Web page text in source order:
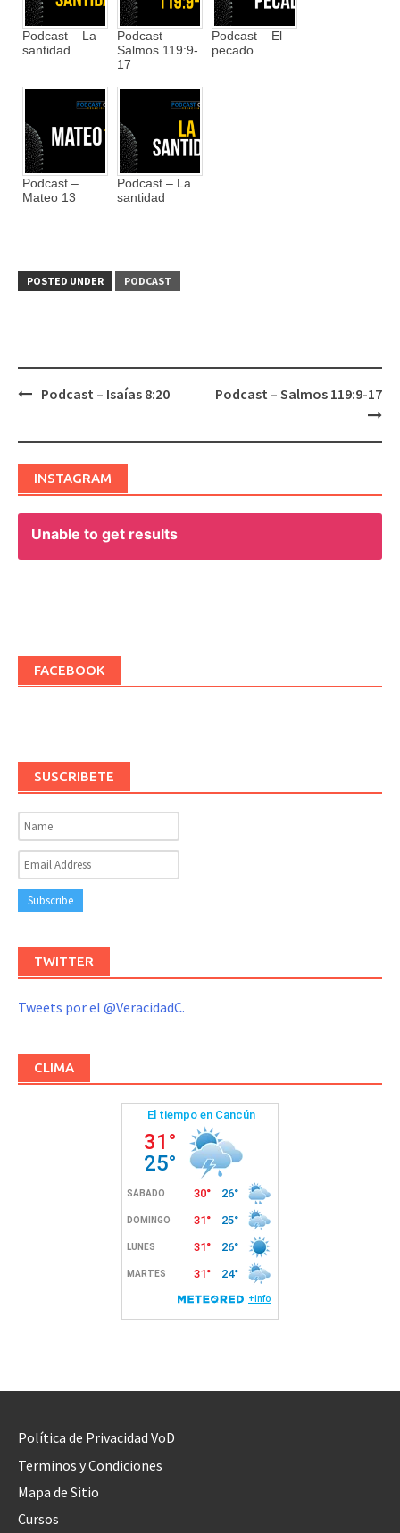
Podcast – La
santidad
Podcast –
Salmos 119:9-
17
Podcast – El
pecado
Podcast –
Mateo 13
Podcast – La
santidad
POSTED UNDER PODCAST
Podcast – Isaías 8:20 Podcast – Salmos 119:9-17
INSTAGRAM
Unable to get results
FACEBOOK
SUSCRIBETE
TWITTER
Tweets por el @VeracidadC.
CLIMA
Política de Privacidad VoD
Terminos y Condiciones
Mapa de Sitio
Cursos